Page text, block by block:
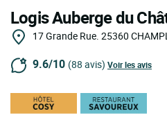
Logis Auberge du
17 Grande Rue. 25360
9.6/10 (88 avis) Voir les avis